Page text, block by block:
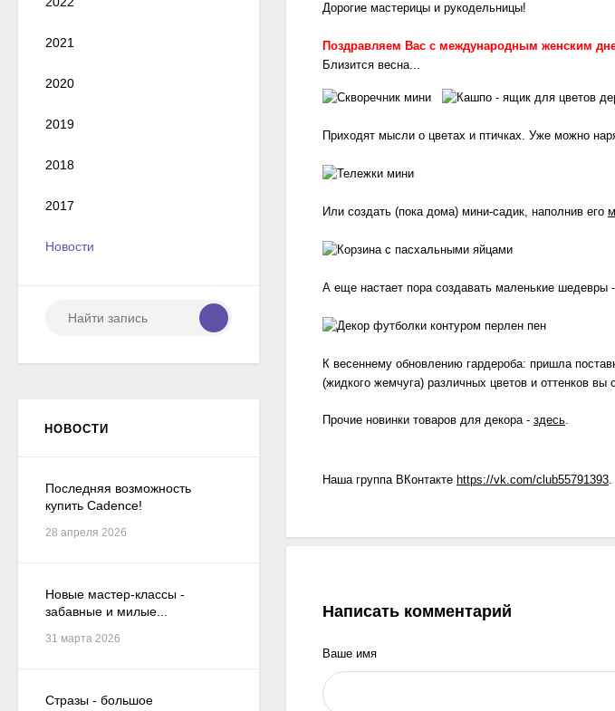
Дорогие мастерицы и рукодельницы!
Поздравляем Вас с международным женским
Близится весна...
Приходят мысли о цветах и птичках. Уже можно
Или создать (пока дома) мини-садик, наполнив его
А еще настает пора создавать маленькие шедевры -
К весеннему обновлению гардероба: пришла
(жидкого жемчуга) различных цветов и оттенков вы
Прочие новинки товаров для декора - здесь
Наша группа ВКонтакте https://vk.com/club55791393
Написать комментарий
Ваше имя
2021
2020
2019
2018
2017
Новости
НОВОСТИ
Последняя возможность
купить Cadence!
28 апреля 2026
Новые мастер-классы -
забавные и милые...
31 марта 2026
Стразы - большое